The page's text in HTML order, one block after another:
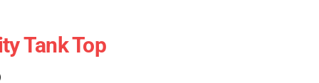
Tank Top